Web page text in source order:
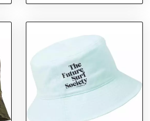
20m zöld